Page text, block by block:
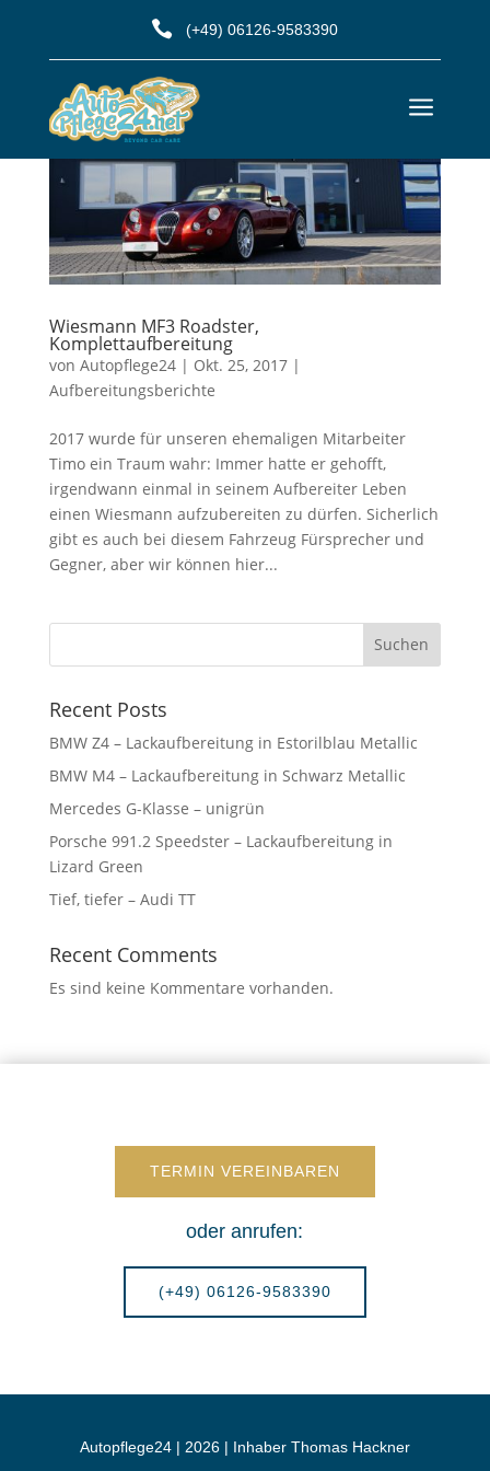
 (+49) 06126-9583390
a
Wiesmann MF3 Roadster,
Komplettaufbereitung
von Autopflege24| Okt. 25, 2017|
Aufbereitungsberichte
2017 wurde für unseren ehemaligen Mitarbeiter
Timo ein Traum wahr: Immer hatte er gehofft,
irgendwann einmal in seinem Aufbereiter Leben
einen Wiesmann aufzubereiten zu dürfen. Sicherlich
gibt es auch bei diesem Fahrzeug Fürsprecher und
Gegner, aber wir können hier...
Suchen
Recent Posts
BMW Z4 – Lackaufbereitung in Estorilblau Metallic
BMW M4 – Lackaufbereitung in Schwarz Metallic
Mercedes G-Klasse – unigrün
Porsche 991.2 Speedster – Lackaufbereitung in
Lizard Green
Tief, tiefer – Audi TT
Recent Comments
Es sind keine Kommentare vorhanden.
TERMIN VEREINBAREN
oder anrufen:
(+49) 06126-9583390
Autopflege24 | 2026 | Inhaber Thomas Hackner